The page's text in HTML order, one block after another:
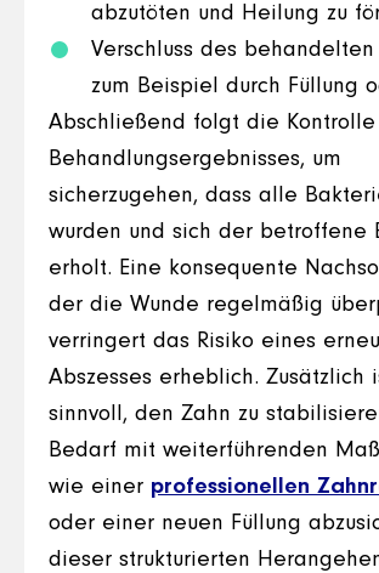
abzutöten und Heilung zu
Verschluss des behandelten
zum Beispiel durch Füllung
Abschließend folgt die
Behandlungsergebnisses, um
sicherzugehen, dass alle
wurden und sich der betroffene
erholt. Eine konsequente
der die Wunde regelmäßig
verringert das Risiko eines
Abszesses erheblich. Zusätzlich
sinnvoll, den Zahn zu
Bedarf mit weiterführenden
wie einer professionellen
oder einer neuen Füllung
dieser strukturierten